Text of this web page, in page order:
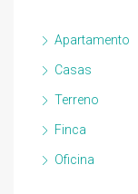
Apartamento
Casas
Terreno
Finca
Oficina